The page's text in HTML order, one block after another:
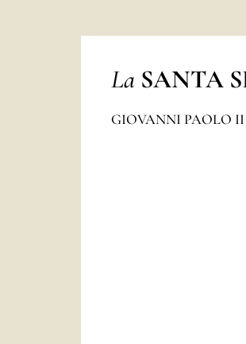
La SANTA
GIOVANNI PAOLO II